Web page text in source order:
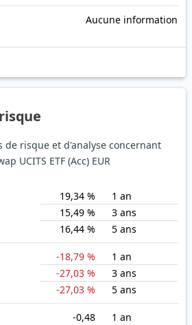
Aucune information
de risque et d'analyse concernant
UCITS ETF (Acc) EUR
19,34 %
1 an
15,49 %
3 ans
16,44 %
5 ans
-18,79 %
1 an
-27,03 %
3 ans
-27,03 %
5 ans
-0,48
1 an